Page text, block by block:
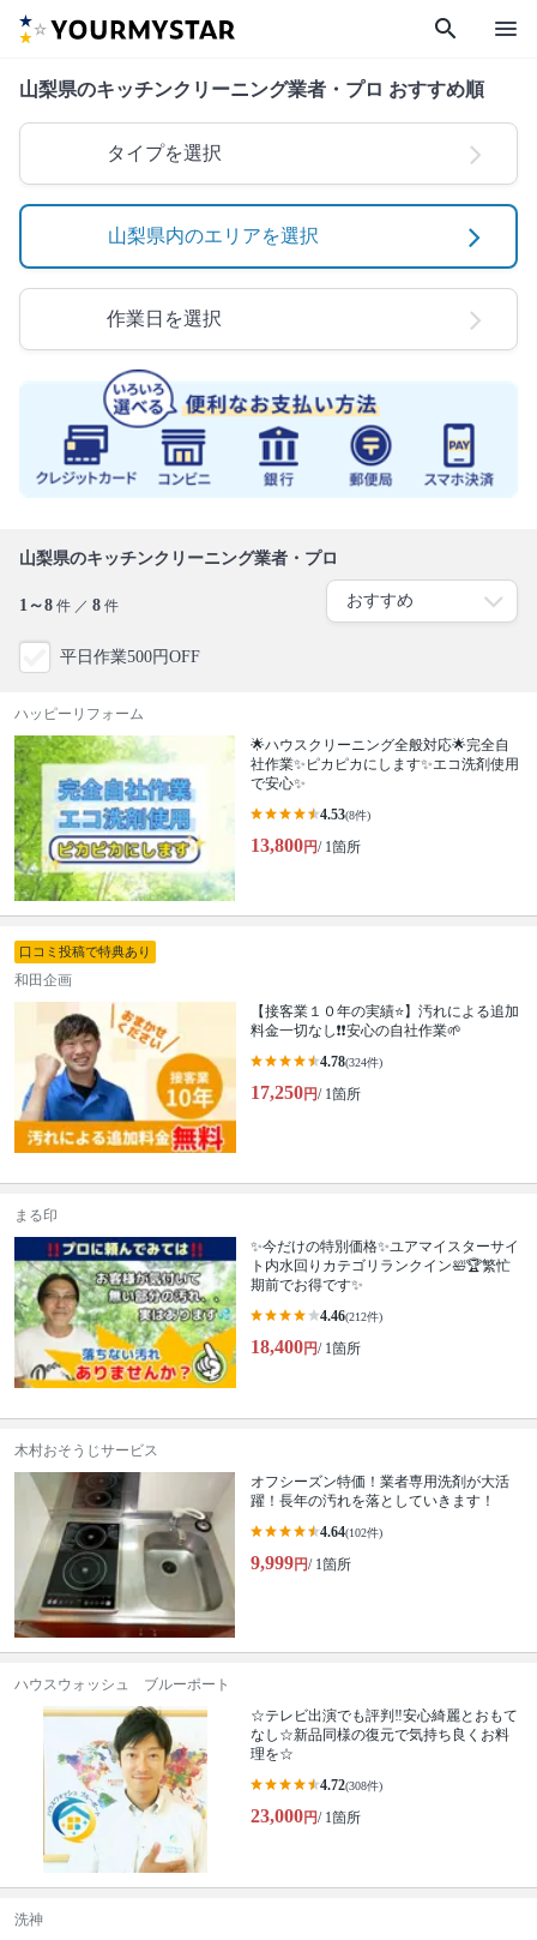
search menu
山梨県のキッチンクリーニング業者・プロ おすすめ順
タイプを選択
山梨県内のエリアを選択
作業日を選択
山梨県のキッチンクリーニング業者・プロ
1～8 件 ／ 8 件
平日作業500円OFF
ハッピーリフォーム
🌟ハウスクリーニング全般対応🌟完全自
社作業✨️ピカピカにします✨️エコ洗剤使用
で安心✨
4.53(8件)
13,800円/ 1箇所
口コミ投稿で特典あり
和田企画
【接客業１０年の実績⭐️】汚れによる追加
料金一切なし❗️❗️安心の自社作業🌱
4.78(324件)
17,250円/ 1箇所
まる印
✨今だけの特別価格✨ユアマイスターサイ
ト内水回りカテゴリランクイン🛀🏆繁忙
期前でお得です✨
4.46(212件)
18,400円/ 1箇所
木村おそうじサービス
オフシーズン特価！業者専用洗剤が大活
躍！長年の汚れを落としていきます！
4.64(102件)
9,999円/ 1箇所
ハウスウォッシュ ブルーポート
☆テレビ出演でも評判‼安心綺麗とおもて
なし☆新品同様の復元で気持ち良くお料
理を☆
4.72(308件)
23,000円/ 1箇所
洗神